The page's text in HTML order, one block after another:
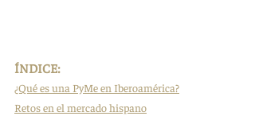
ÍNDICE:
¿Qué es una PyMe en Iberoamérica?
Retos en el mercado hispano